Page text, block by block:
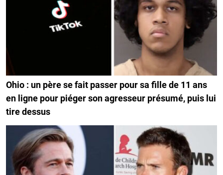
Ohio : un père se fait passer pour sa fille de 11 ans
en ligne pour piéger son agresseur présumé, puis lui
tire dessus